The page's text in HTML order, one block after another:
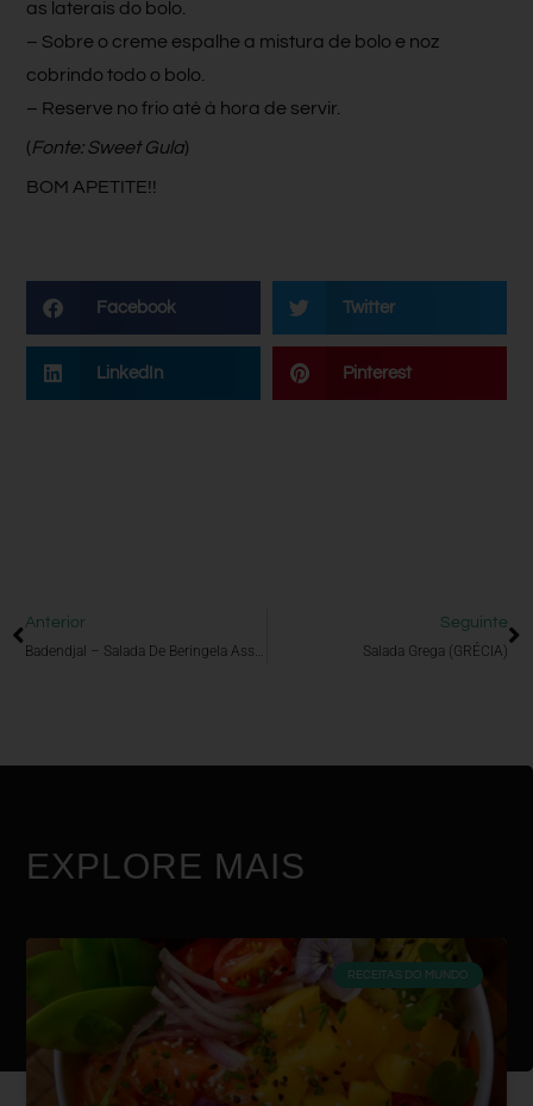
as laterais do bolo.
– Sobre o creme espalhe a mistura de bolo e noz
cobrindo todo o bolo.
– Reserve no frio até à hora de servir.
(Fonte: Sweet Gula)
BOM APETITE!!
Facebook Twitter
LinkedIn Pinterest
Anterior
Seguinte
Salada Grega (GRÉCIA)
EXPLORE MAIS
RECEITAS DO MUNDO